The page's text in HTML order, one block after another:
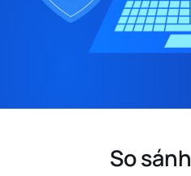
So sánh